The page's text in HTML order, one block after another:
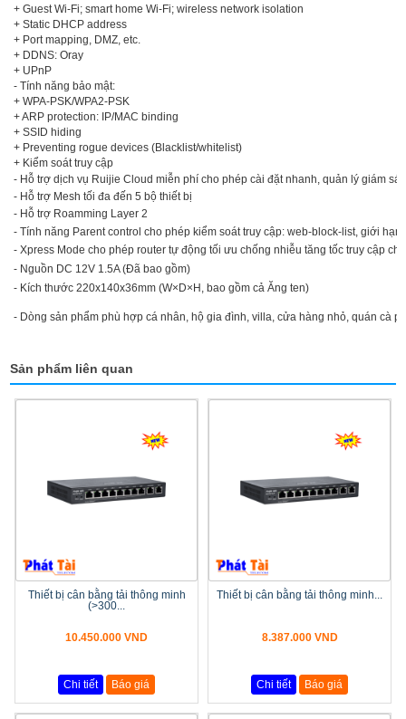
+ Guest Wi-Fi; smart home Wi-Fi; wireless network isolation
+ Static DHCP address
+ Port mapping, DMZ, etc.
+ DDNS: Oray
+ UPnP
- Tính năng bảo mật:
+ WPA-PSK/WPA2-PSK
+ ARP protection: IP/MAC binding
+ SSID hiding
+ Preventing rogue devices (Blacklist/whitelist)
+ Kiểm soát truy cập
- Hỗ trợ dịch vụ Ruijie Cloud miễn phí cho phép cài đặt nhanh, quản lý giám
- Hỗ trợ Mesh tối đa đến 5 bộ thiết bị
- Hỗ trợ Roamming Layer 2
- Tính năng Parent control cho phép kiểm soát truy cập: web-block-list, giới
- Xpress Mode cho phép router tự động tối ưu chống nhiễu tăng tốc truy cập
- Nguồn DC 12V 1.5A (Đã bao gồm)
- Kích thước 220x140x36mm (W×D×H, bao gồm cả Ăng ten)
- Dòng sản phẩm phù hợp cá nhân, hộ gia đình, villa, cửa hàng nhỏ, quán cà
Sản phẩm liên quan
Thiết bị cân bằng tải thông minh
(>300...
10.450.000 VND
Chi tiết Báo giá
Thiết bị cân bằng tải thông minh...
8.387.000 VND
Chi tiết Báo giá